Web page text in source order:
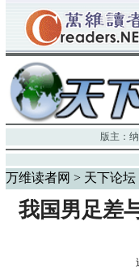
版主： 纳
万维读者网 > 天下论坛
我国男足差